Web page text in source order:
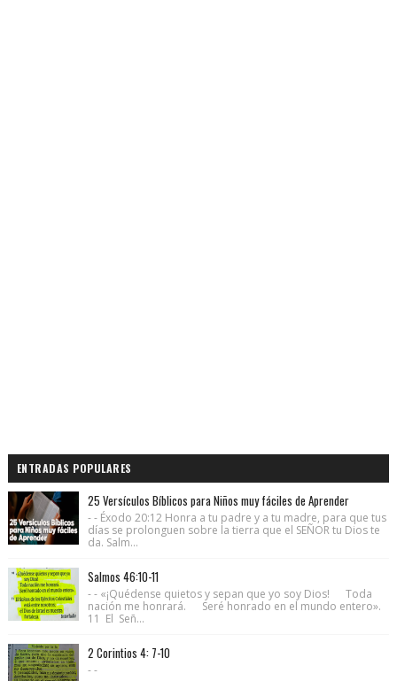
ENTRADAS POPULARES
25 Versículos Bíblicos para Niños muy fáciles de Aprender
- - Éxodo 20:12 Honra a tu padre y a tu madre, para que tus
días se prolonguen sobre la tierra que el SEÑOR tu Dios te
da. Salm...
Salmos 46:10-11
- - «¡Quédense quietos y sepan que yo soy Dios! Toda
nación me honrará. Seré honrado en el mundo entero».
11 El Señ...
2 Corintios 4: 7-10
- -